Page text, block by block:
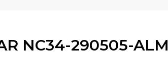
NC34-290505-ALM